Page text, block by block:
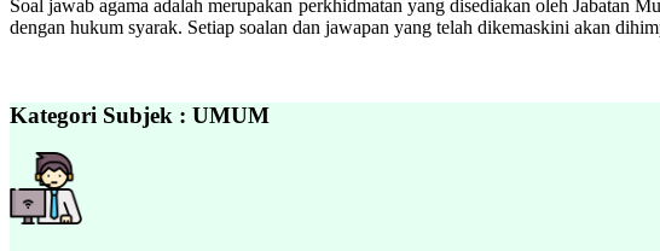
Soal jawab agama adalah merupakan perkhidmatan yang disediakan oleh Jabatan
dengan hukum syarak. Setiap soalan dan jawapan yang telah dikemaskini akan
Kategori Subjek : UMUM